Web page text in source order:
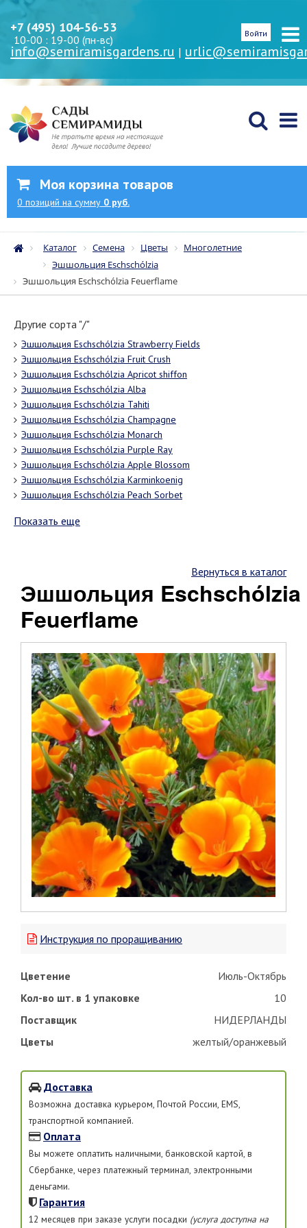
+7 (495) 104-56-53
10-00 : 19-00 (пн-вс)
info@semiramisgardens.ru |
Войти
Моя корзина товаров
0 позиций на сумму 0 руб.
Каталог Семена Цветы
Многолетние
Эшшольция Eschschólzia
Эшшольция Eschschólzia Feuerflame
Другие сорта "/"
Эшшольция Eschschólzia Strawberry Fields
Эшшольция Eschschólzia Fruit Crush
Эшшольция Eschschólzia Apricot shiffon
Эшшольция Eschschólzia Alba
Эшшольция Eschschólzia Tahiti
Эшшольция Eschschólzia Champagne
Эшшольция Eschschólzia Monarch
Эшшольция Eschschólzia Purple Ray
Эшшольция Eschschólzia Apple Blossom
Эшшольция Eschschólzia Karminkoenig
Эшшольция Eschschólzia Peach Sorbet
Показать еще
Вернуться в каталог
Эшшольция Eschschólzia
Feuerflame
Инструкция по проращиванию
Цветение
Июль-Октябрь
Кол-во шт. в 1 упаковке
10
Поставщик
НИДЕРЛАНДЫ
Цветы
желтый/оранжевый
Доставка
Возможна доставка курьером, Почтой России, EMS,
транспортной компанией.
Оплата
Вы можете оплатить наличными, банковской картой, в
Сбербанке, через платежный терминал, электронными
деньгами.
Гарантия
12 месяцев при заказе услуги посадки (услуга доступна на